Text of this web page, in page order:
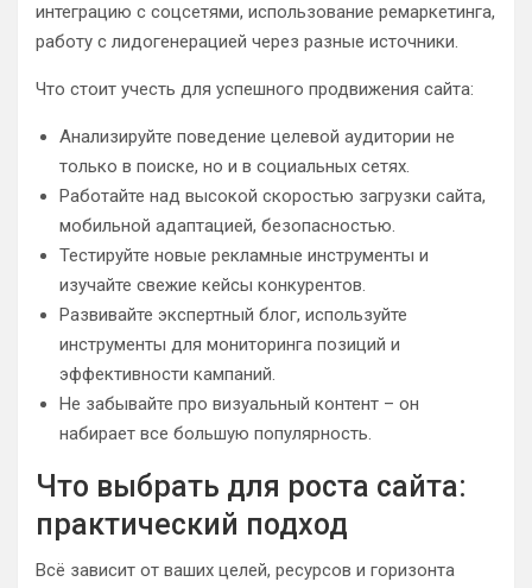
интеграцию с соцсетями, использование ремаркетинга,
работу с лидогенерацией через разные источники.
Что стоит учесть для успешного продвижения сайта:
Анализируйте поведение целевой аудитории не
только в поиске, но и в социальных сетях.
Работайте над высокой скоростью загрузки сайта,
мобильной адаптацией, безопасностью.
Тестируйте новые рекламные инструменты и
изучайте свежие кейсы конкурентов.
Развивайте экспертный блог, используйте
инструменты для мониторинга позиций и
эффективности кампаний.
Не забывайте про визуальный контент – он
набирает все большую популярность.
Что выбрать для роста сайта:
практический подход
Всё зависит от ваших целей, ресурсов и горизонта